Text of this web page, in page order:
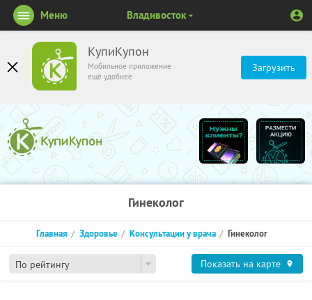
КупиКупон
Мобильное приложение
ещё удобнее
Загрузить
Меню Владивосток
Гинеколог
По рейтингу
Главная Здоровье Консультации у врача Гинеколог
Показать на карте